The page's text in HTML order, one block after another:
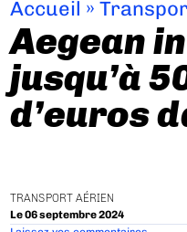
Accueil »
Aegean
jusqu’à
d’euros
TRANSPORT AÉRIEN
Le 06 septembre 2024